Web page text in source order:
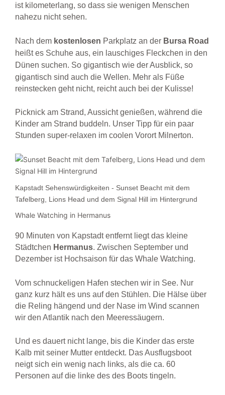
ist kilometerlang, so dass sie wenigen Menschen
nahezu nicht sehen.
Nach dem kostenlosen Parkplatz an der Bursa Road
heißt es Schuhe aus, ein lauschiges Fleckchen in den
Dünen suchen. So gigantisch wie der Ausblick, so
gigantisch sind auch die Wellen. Mehr als Füße
reinstecken geht nicht, reicht auch bei der Kulisse!
Picknick am Strand, Aussicht genießen, während die
Kinder am Strand buddeln. Unser Tipp für ein paar
Stunden super-relaxen im coolen Vorort Milnerton.
Kapstadt Sehenswürdigkeiten - Sunset Beacht mit dem
Tafelberg, Lions Head und dem Signal Hill im Hintergrund
Whale Watching in Hermanus
90 Minuten von Kapstadt entfernt liegt das kleine
Städtchen Hermanus. Zwischen September und
Dezember ist Hochsaison für das Whale Watching.
Vom schnuckeligen Hafen stechen wir in See. Nur
ganz kurz hält es uns auf den Stühlen. Die Hälse über
die Reling hängend und der Nase im Wind scannen
wir den Atlantik nach den Meeressäugern.
Und es dauert nicht lange, bis die Kinder das erste
Kalb mit seiner Mutter entdeckt. Das Ausflugsboot
neigt sich ein wenig nach links, als die ca. 60
Personen auf die linke des des Boots tingeln.